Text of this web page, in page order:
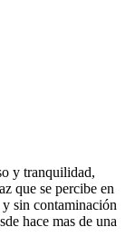
y tranquilidad,
que se percibe en
sin contaminación
hace mas de una